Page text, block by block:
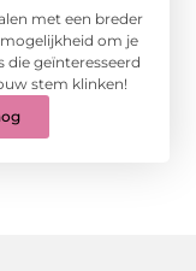
met een breder
om je
die geïnteresseerd
stem klinken!